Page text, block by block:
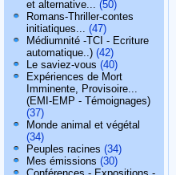
et alternative... (50)
Romans-Thriller-contes
initiatiques... (47)
Médiumnité -TCI - Ecriture
automatique..) (42)
Le saviez-vous (40)
Expériences de Mort
Imminente, Provisoire...
(EMI-EMP - Témoignages)
(37)
Monde animal et végétal
(34)
Peuples racines (34)
Mes émissions (30)